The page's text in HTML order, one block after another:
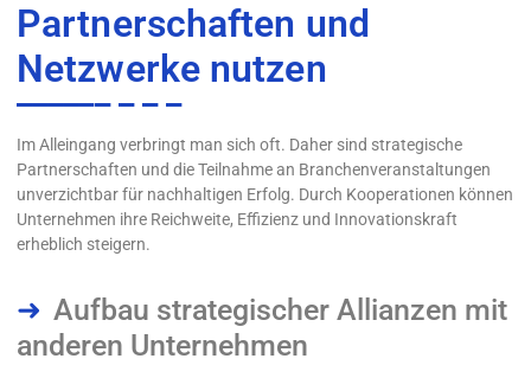
Partnerschaften und
Netzwerke nutzen
Im Alleingang verbringt man sich oft. Daher sind strategische
Partnerschaften und die Teilnahme an Branchenveranstaltungen
unverzichtbar für nachhaltigen Erfolg. Durch Kooperationen können
Unternehmen ihre Reichweite, Effizienz und Innovationskraft
erheblich steigern.
Aufbau strategischer Allianzen mit
anderen Unternehmen